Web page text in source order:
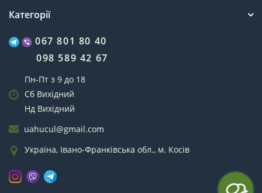
Категорії
067 801 80 40
098 589 42 67
Пн-Пт з 9 до 18
Сб Вихідний
Нд Вихідний
uahucul@gmail.com
Україна, Івано-Франківська обл., м. Косів